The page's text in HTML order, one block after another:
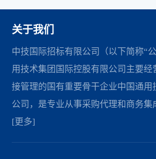
关于我们
中技国际招标有限公司（以下简称“
用技术集团国际控股有限公司主要
接管理的国有重要骨干企业中国通
公司，是专业从事采购代理和商务集
[更多]